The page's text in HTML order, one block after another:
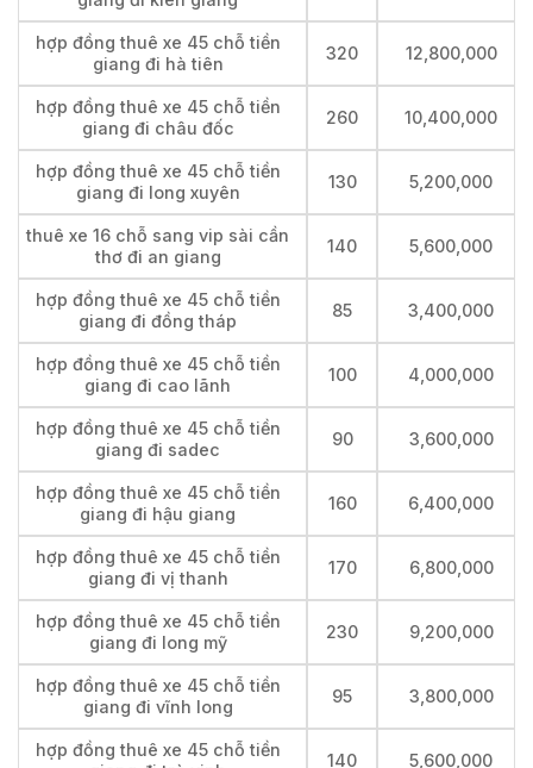
hợp đồng thuê xe 45 chỗ tiền
giang đi hà tiên
320 12,800,000
hợp đồng thuê xe 45 chỗ tiền
giang đi châu đốc
260 10,400,000
hợp đồng thuê xe 45 chỗ tiền
giang đi long xuyên
130 5,200,000
thuê xe 16 chỗ sang vip sài cần
thơ đi an giang
140 5,600,000
hợp đồng thuê xe 45 chỗ tiền
giang đi đồng tháp
85 3,400,000
hợp đồng thuê xe 45 chỗ tiền
giang đi cao lãnh
100 4,000,000
hợp đồng thuê xe 45 chỗ tiền
giang đi sadec
90 3,600,000
hợp đồng thuê xe 45 chỗ tiền
giang đi hậu giang
160 6,400,000
hợp đồng thuê xe 45 chỗ tiền
giang đi vị thanh
170 6,800,000
hợp đồng thuê xe 45 chỗ tiền
giang đi long mỹ
230 9,200,000
hợp đồng thuê xe 45 chỗ tiền
giang đi vĩnh long
95 3,800,000
hợp đồng thuê xe 45 chỗ tiền
140 5,600,000